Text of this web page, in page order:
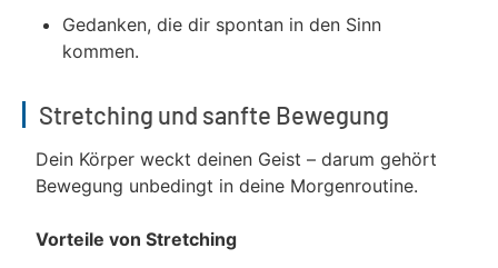
Gedanken, die dir spontan in den Sinn
kommen.
Stretching und sanfte Bewegung
Dein Körper weckt deinen Geist – darum gehört
Bewegung unbedingt in deine Morgenroutine.
Vorteile von Stretching